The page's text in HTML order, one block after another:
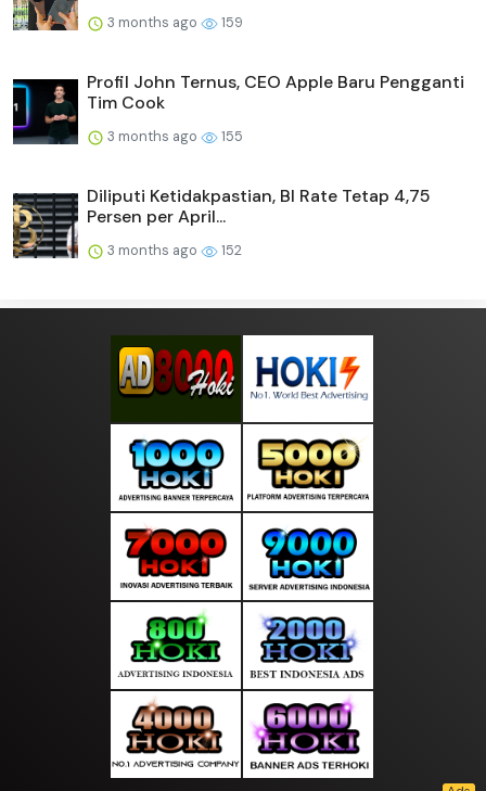
3 months ago 159
Profil John Ternus, CEO Apple Baru Pengganti
Tim Cook
3 months ago 155
Diliputi Ketidakpastian, BI Rate Tetap 4,75
Persen per April...
3 months ago 152